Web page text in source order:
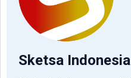
Sketsa Indonesia